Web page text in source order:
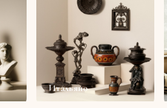
Итальяно